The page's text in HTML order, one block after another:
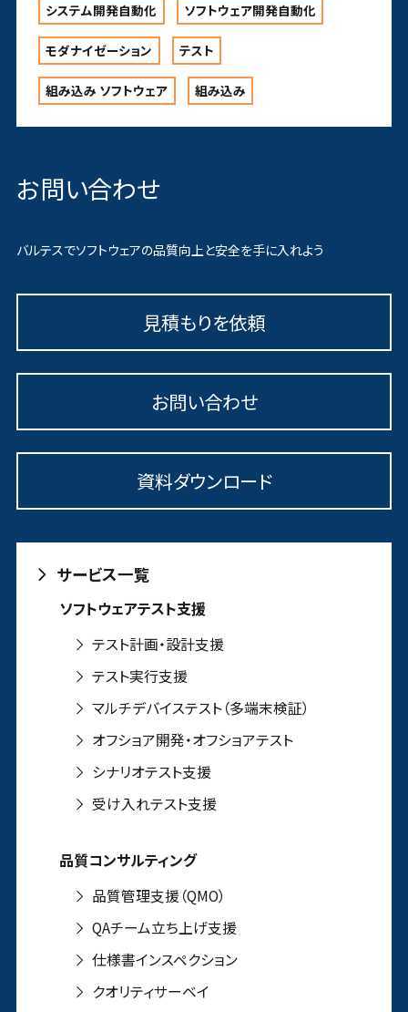
システム開発自動化 ソフトウェア開発自動化
モダナイゼーション テスト
組み込み ソフトウェア 組み込み
お問い合わせ
バルテスでソフトウェアの品質向上と安全を手に入れよう
見積もりを依頼
お問い合わせ
資料ダウンロード
サービス一覧
ソフトウェアテスト支援
テスト計画・設計支援
テスト実行支援
マルチデバイステスト（多端末検証）
オフショア開発・オフショアテスト
シナリオテスト支援
受け入れテスト支援
品質コンサルティング
品質管理支援（QMO）
QAチーム立ち上げ支援
仕様書インスペクション
クオリティサーベイ